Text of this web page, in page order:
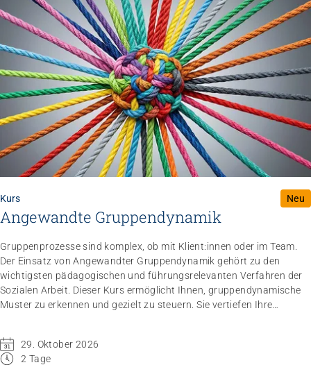
Kurs Neu
Angewandte Gruppendynamik
Gruppenprozesse sind komplex, ob mit Klient:innen oder im Team.
Der Einsatz von Angewandter Gruppendynamik gehört zu den
wichtigsten pädagogischen und führungsrelevanten Verfahren der
Sozialen Arbeit. Dieser Kurs ermöglicht Ihnen, gruppendynamische
Muster zu erkennen und gezielt zu steuern. Sie vertiefen Ihre
29. Oktober 2026
2 Tage